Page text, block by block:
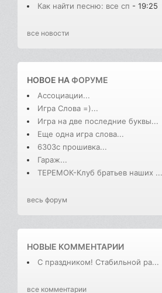
Как найти песню: все сп - 19:25
все новости
НОВОЕ НАФОРУМЕ
Ассоциации...
Игра Слова =)...
Игра на две последние буквы...
Еще одна игра слова...
6303с прошивка...
Гараж...
ТЕРЕМОК-Клуб братьев наших ...
весь форум
НОВЫЕ КОММЕНТАРИИ
С праздником! Стабильной ра...
все комментарии